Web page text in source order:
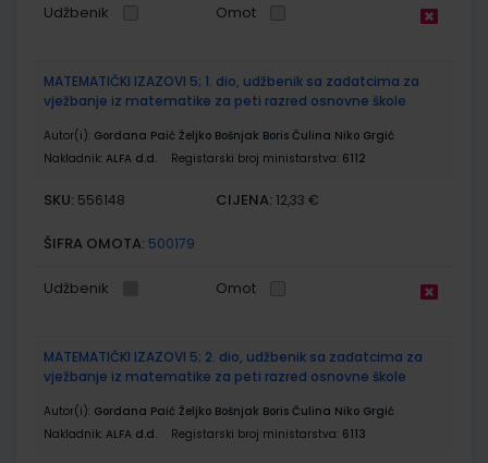
Udžbenik Omot
MATEMATIČKI IZAZOVI 5; 1. dio, udžbenik sa zadatcima za
vježbanje iz matematike za peti razred osnovne škole
Autor(i): Gordana Paić Željko Bošnjak Boris Čulina Niko Grgić
Nakladnik: ALFA d.d. Registarski broj ministarstva: 6112
SKU: 556148 CIJENA: 12,33 €
ŠIFRA OMOTA: 500179
Udžbenik Omot
MATEMATIČKI IZAZOVI 5; 2. dio, udžbenik sa zadatcima za
vježbanje iz matematike za peti razred osnovne škole
Autor(i): Gordana Paić Željko Bošnjak Boris Čulina Niko Grgić
Nakladnik: ALFA d.d. Registarski broj ministarstva: 6113